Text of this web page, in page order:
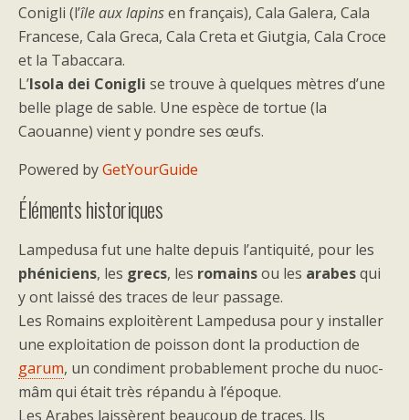
Conigli (l’île aux lapinsen français), Cala Galera, Cala
Francese, Cala Greca, Cala Creta et Giutgia, Cala Croce
et la Tabaccara.
L’Isola dei Conigli se trouve à quelques mètres d’une
belle plage de sable. Une espèce de tortue (la
Caouanne) vient y pondre ses œufs.
Powered byGetYourGuide
Éléments historiques
Lampedusa fut une halte depuis l’antiquité, pour les
phéniciens, les grecs, les romainsou les arabesqui
y ont laissé des traces de leur passage.
Les Romains exploitèrent Lampedusa pour y installer
une exploitation de poisson dont la production de
garum, un condiment probablement proche du nuoc-
mâm qui était très répandu à l’époque.
Les Arabes laissèrent beaucoup de traces. Ils